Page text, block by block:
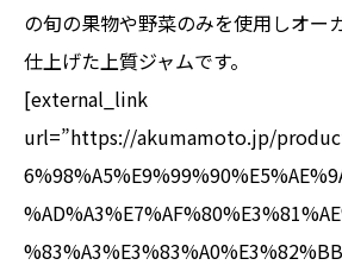
の旬の果物や野菜のみを使用しオー
仕上げた上質ジャムです。
[external_link
url=”https://akumamoto.jp/